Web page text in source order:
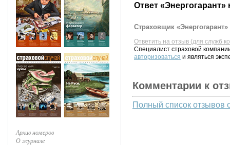
Архив номеров
О журнале
Ответ «Энергогарант»
Страховщик
Ответить на отзыв (для служб
Специалист страховой
авторизоваться и являться
Комментарии к
Полный список отзывов